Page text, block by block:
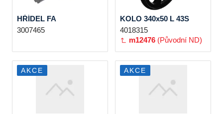
HŘÍDEL FA
3007465
KOLO 340x50 L 43S
4018315
m12476 (Původní ND)
AKCE AKCE